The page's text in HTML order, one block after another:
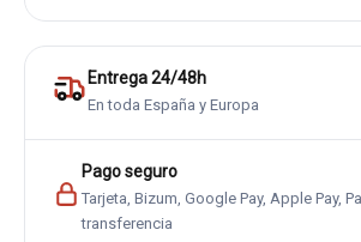
Entrega 24/48h
En toda España y Europa
Pago seguro
Tarjeta, Bizum, Google Pay, Apple Pay,
transferencia